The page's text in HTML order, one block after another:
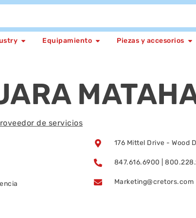
Equipamiento Piezas y accesorios
de servicios
176 Mittel Drive - Wood
847.616.6900 |
Marketing@cretors.com